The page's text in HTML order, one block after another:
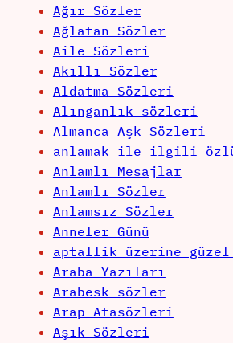
Ağır Sözler
Ağlatan Sözler
Aile Sözleri
Akıllı Sözler
Aldatma Sözleri
Alınganlık sözleri
Almanca Aşk Sözleri
anlamak ile ilgili
Anlamlı Mesajlar
Anlamlı Sözler
Anlamsız Sözler
Anneler Günü
aptallik üzerine
Araba Yazıları
Arabesk sözler
Arap Atasözleri
Aşık Sözleri